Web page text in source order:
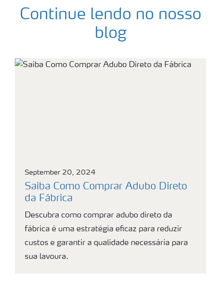
Continue lendo no nosso
blog
September 20, 2024
Saiba Como Comprar Adubo Direto
da Fábrica
Descubra como comprar adubo direto da
fábrica é uma estratégia eficaz para reduzir
custos e garantir a qualidade necessária para
sua lavoura.